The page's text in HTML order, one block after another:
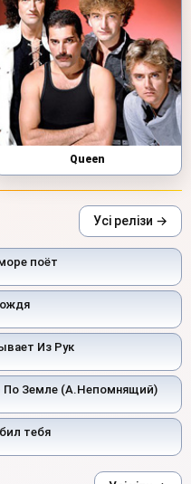
Queen
Усі релізи →
поёт
Из Рук
По Земле (А.Непомнящий)
тебя